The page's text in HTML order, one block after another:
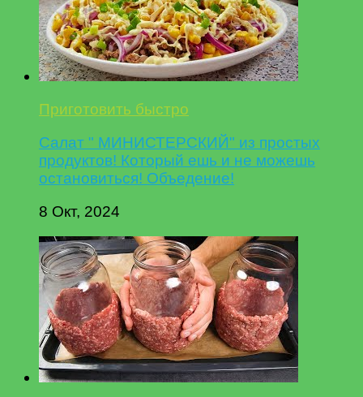
Приготовить быстро
Салат " МИНИСТЕРСКИЙ" из простых
продуктов! Который ешь и не можешь
остановиться! Объедение!
8 Окт, 2024